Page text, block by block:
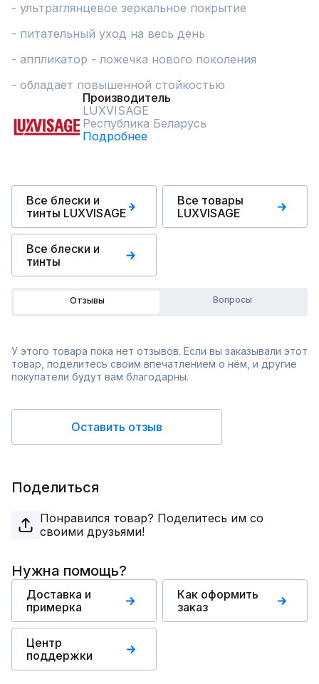
- ультраглянцевое зеркальное покрытие
- питательный уход на весь день
- аппликатор - ложечка нового поколения
- обладает повышенной стойкостью
Производитель
LUXVISAGE
Республика Беларусь
Подробнее
Все блески и
тинты LUXVISAGE
Все товары
LUXVISAGE
Все блески и
тинты
Отзывы Вопросы
У этого товара пока нет отзывов. Если вы заказывали этот
товар, поделитесь своим впечатлением о нём, и другие
покупатели будут вам благодарны.
Оставить отзыв
Поделиться
Понравился товар? Поделитесь им со
своими друзьями!
Нужна помощь?
Доставка и
примерка
Как оформить
заказ
Центр
поддержки